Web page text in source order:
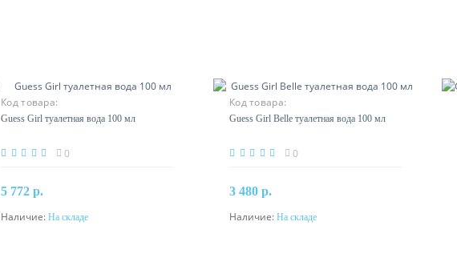
Код товара:
Guess Girl туалетная вода 100 мл
0
5 772 р.
В корзину
Наличие: На складе
Код товара:
Guess Girl Belle туалетная вода 100 мл
0
3 480 р.
В корзину
Наличие: На складе